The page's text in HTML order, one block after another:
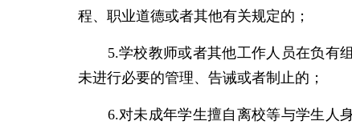
程、职业道德或者其他有关规定的；
5.学校教师或者其他工作人员在负有组
未进行必要的管理、告诫或者制止的；
6.对未成年学生擅自离校等与学生人身